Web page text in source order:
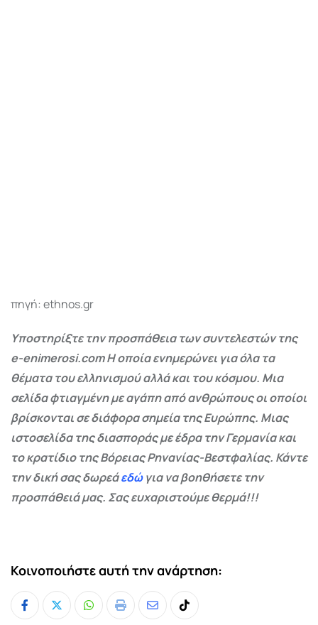
πηγή: ethnos.gr
Υποστηρίξτε την προσπάθεια των συντελεστών της
e-enimerosi.com Η οποία ενημερώνει για όλα τα
θέματα του ελληνισμού αλλά και του κόσμου. Μια
σελίδα φτιαγμένη με αγάπη από ανθρώπους οι οποίοι
βρίσκονται σε διάφορα σημεία της Ευρώπης. Μιας
ιστοσελίδα της διασποράς με έδρα την Γερμανία και
το κρατίδιο της Βόρειας Ρηνανίας-Βεστφαλίας. Κάντε
την δική σας δωρεάεδώγια να βοηθήσετε την
προσπάθειά μας. Σας ευχαριστούμε θερμά!!!
Κοινοποιήστε αυτή την ανάρτηση:
Whatsapp
Print
ShareTiktok